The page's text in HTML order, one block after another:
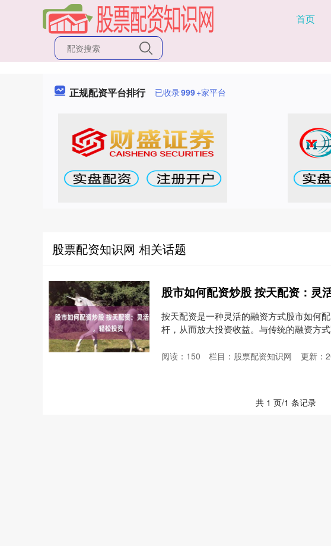
首页
正规配资平台排行 已收录999+家平台
股票配资知识网 相关话题
股市如何配资炒股 按天配资：灵
按天配资是一种灵活的融资方式股市如何
杆，从而放大投资收益。与传统的融资方
更新：
阅读： 150 栏目： 股票配资知识网
共 1 页/1 条记录